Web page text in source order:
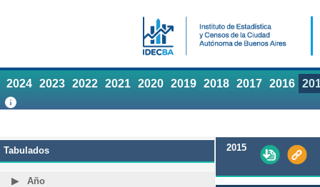
2024 2023 2022 2021 2020 2019 2018 2017 2016
Tabulados
Año
2015